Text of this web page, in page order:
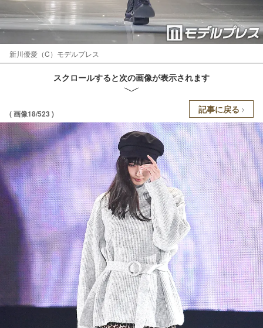
新川優愛（C）モデルプレス
スクロールすると次の画像が表示されます
( 画像18/523 ) 記事に戻る